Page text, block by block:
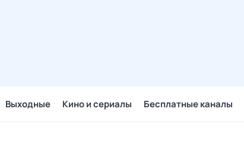
Выходные Кино и сериалы Бесплатные каналы